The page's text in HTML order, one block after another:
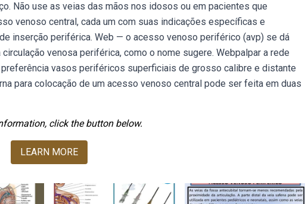
Não use as veias das mãos nos idosos ou em pacientes que
venoso central, cada um com suas indicações específicas e
inserção periférica. Web — o acesso venoso periférico (avp) se dá
venosa periférica, como o nome sugere. Webpalpar a rede
vasos periféricos superficiais de grosso calibre e distante
para colocação de um acesso venoso central pode ser feita em duas
click the button below.
LEARN MORE